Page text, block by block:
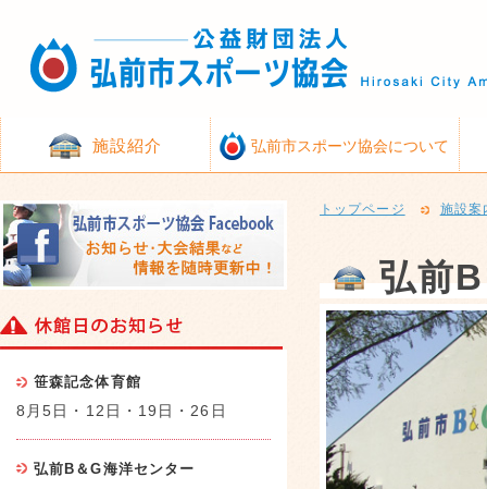
施設紹介 弘前市スポーツ協会について
トップページ 施設案
弘前
笹森記念体育館
8月5日・12日・19日・26日
弘前B＆G海洋センター